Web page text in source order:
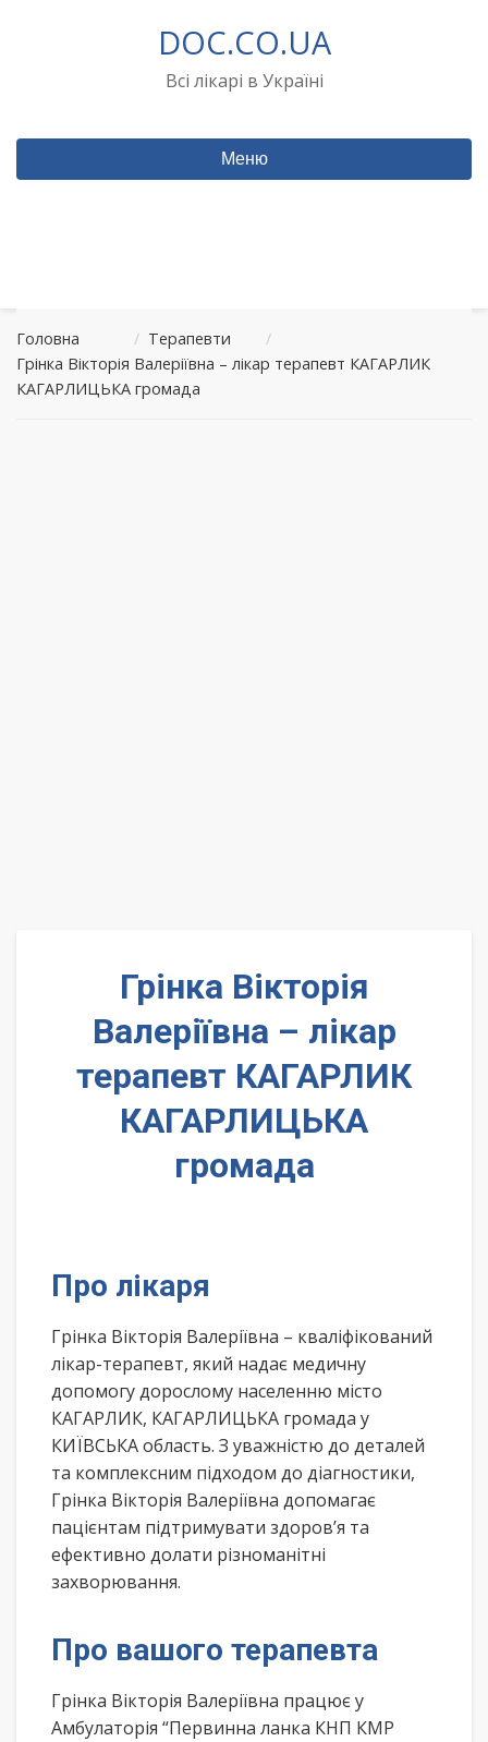
DOC.CO.UA
Всі лікарі в Україні
Меню
Головна / Терапевти
/
Грінка Вікторія Валеріївна – лікар терапевт КАГАРЛИК
КАГАРЛИЦЬКА громада
Грінка Вікторія
Валеріївна – лікар
терапевт КАГАРЛИК
КАГАРЛИЦЬКА
громада
Про лікаря
Грінка Вікторія Валеріївна – кваліфікований
лікар-терапевт, який надає медичну
допомогу дорослому населенню місто
КАГАРЛИК, КАГАРЛИЦЬКА громада у
КИЇВСЬКА область. З уважністю до деталей
та комплексним підходом до діагностики,
Грінка Вікторія Валеріївна допомагає
пацієнтам підтримувати здоров’я та
ефективно долати різноманітні
захворювання.
Про вашого терапевта
Грінка Вікторія Валеріївна працює у
Амбулаторія “Первинна ланка КНП КМР